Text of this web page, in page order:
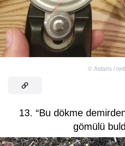
© Astaris /
13. “Bu dökme
gömülü